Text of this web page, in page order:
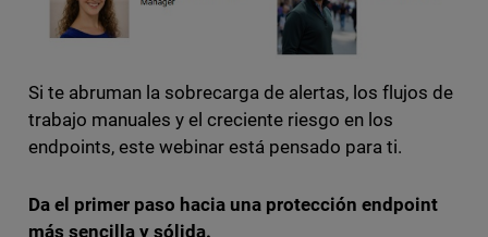
Si te abruman la sobrecarga de alertas, los flujos de
trabajo manuales y el creciente riesgo en los
endpoints, este webinar está pensado para ti.
Da el primer paso hacia una protección endpoint
más sencilla y sólida.